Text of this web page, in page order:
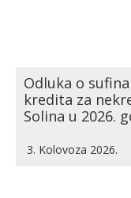
Odluka o
kredita za
Solina u 2026.
3. Kolovoza 2026.